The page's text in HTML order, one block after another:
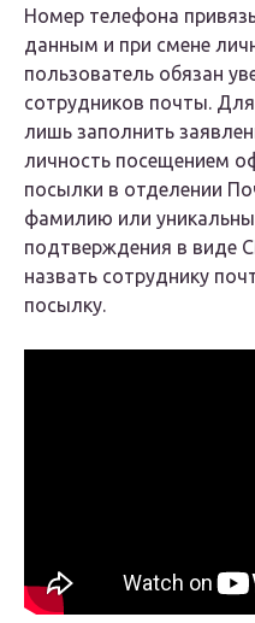
Номер телефона
данным и при смене
пользователь обязан
сотрудников почты.
лишь заполнить
личность посещением
посылки в отделении
фамилию или
подтверждения в виде
назвать сотруднику
посылку.